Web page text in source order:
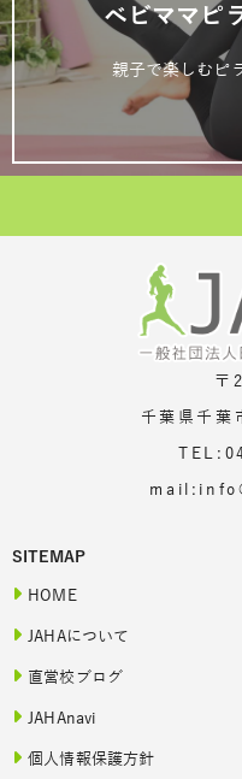
ベビママピ
親子で楽しむピ
〒
千葉県千葉
SITEMAP
HOME
JAHAについて
直営校ブログ
JAHAnavi
個人情報保護方針